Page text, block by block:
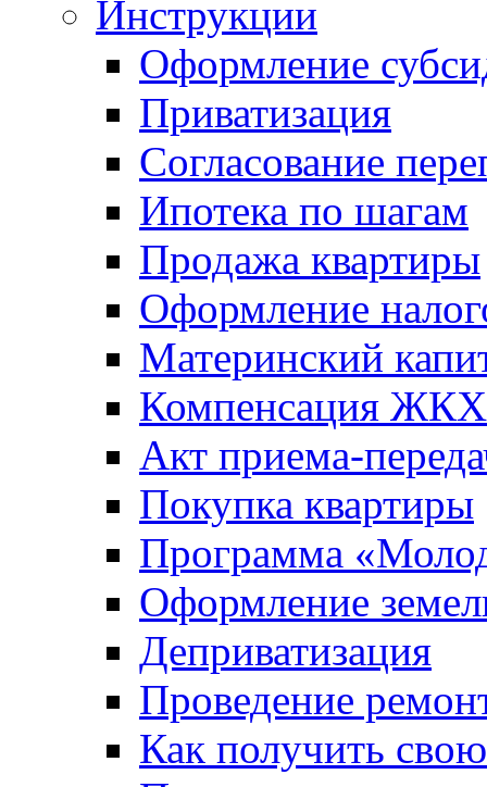
Инструкции
Оформление
Приватизация
Согласование
Ипотека по шагам
Продажа квартиры
Оформление
Материнский
Компенсация ЖКХ
Акт приема-
Покупка квартиры
Программа
Оформление
Деприватизация
Проведение
Как получить